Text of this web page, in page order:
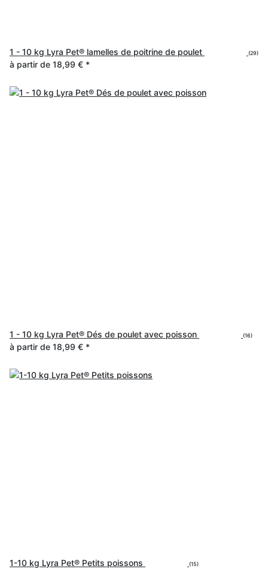
1 - 10 kg Lyra Pet® lamelles de poitrine de poulet (29)
à partir de 18,99 € *
1 - 10 kg Lyra Pet® Dés de poulet avec poisson (16)
à partir de 18,99 € *
1-10 kg Lyra Pet® Petits poissons (15)